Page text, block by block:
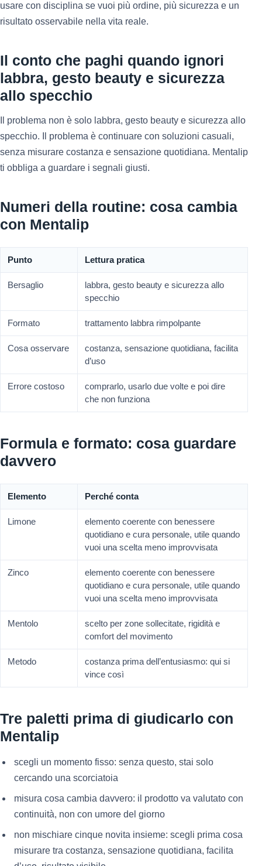
usare con disciplina se vuoi più ordine, più sicurezza e un
risultato osservabile nella vita reale.
Il conto che paghi quando ignori
labbra, gesto beauty e sicurezza
allo specchio
Il problema non è solo labbra, gesto beauty e sicurezza allo
specchio. Il problema è continuare con soluzioni casuali,
senza misurare costanza e sensazione quotidiana. Mentalip
ti obbliga a guardare i segnali giusti.
Numeri della routine: cosa cambia
con Mentalip
Punto Lettura pratica
Bersaglio
labbra, gesto beauty e sicurezza allo
specchio
Formato trattamento labbra rimpolpante
Cosa osservare
costanza, sensazione quotidiana, facilita
d’uso
Errore costoso
comprarlo, usarlo due volte e poi dire
che non funziona
Formula e formato: cosa guardare
davvero
Elemento Perché conta
Limone
elemento coerente con benessere
quotidiano e cura personale, utile quando
vuoi una scelta meno improvvisata
Zinco
elemento coerente con benessere
quotidiano e cura personale, utile quando
vuoi una scelta meno improvvisata
Mentolo
scelto per zone sollecitate, rigidità e
comfort del movimento
Metodo
costanza prima dell’entusiasmo: qui si
vince così
Tre paletti prima di giudicarlo con
Mentalip
scegli un momento fisso: senza questo, stai solo
cercando una scorciatoia
misura cosa cambia davvero: il prodotto va valutato con
continuità, non con umore del giorno
non mischiare cinque novita insieme: scegli prima cosa
misurare tra costanza, sensazione quotidiana, facilita